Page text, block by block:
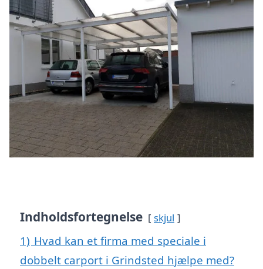
Indholdsfortegnelse skjul
1) Hvad kan et firma med speciale i
dobbelt carport i Grindsted hjælpe med?